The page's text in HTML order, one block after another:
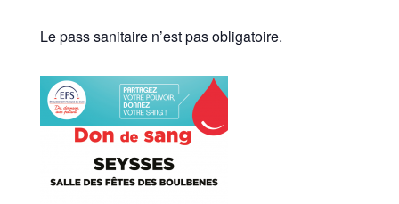
Le pass sanitaire n’est pas obligatoire.